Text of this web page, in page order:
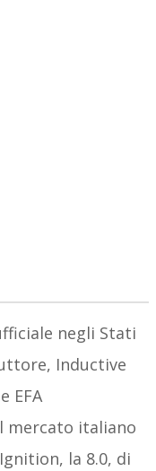
negli Stati
Inductive
EFA
mercato italiano
la 8.0, di